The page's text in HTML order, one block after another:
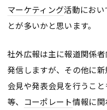
マーケティング活動にお
とが多いかと思います。
社外広報は主に報道関係
発信しますが、その他に
会見や発表会見を行うこ
等、 コーポレート情報に関